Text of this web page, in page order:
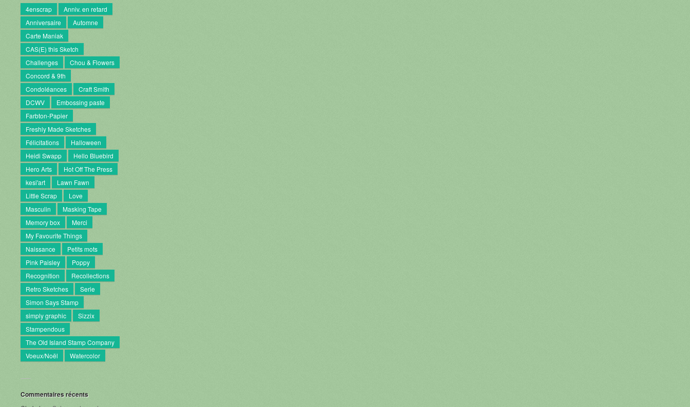
4enscrap
Anniv. en retard
Anniversaire
Automne
Carte Maniak
CAS(E) this Sketch
Challenges
Chou & Flowers
Concord & 9th
Condoléances
Craft Smith
DCWV
Embossing paste
Farbton-Papier
Freshly Made Sketches
Félicitations
Halloween
Heidi Swapp
Hello Bluebird
Hero Arts
Hot Off The Press
kesi'art
Lawn Fawn
Little Scrap
Love
Masculin
Masking Tape
Memory box
Merci
My Favourite Things
Naissance
Petits mots
Pink Paisley
Poppy
Recognition
Recollections
Retro Sketches
Serie
Simon Says Stamp
simply graphic
Sizzix
Stampendous
The Old Island Stamp Company
Voeux/Noël
Watercolor
Commentaires récents